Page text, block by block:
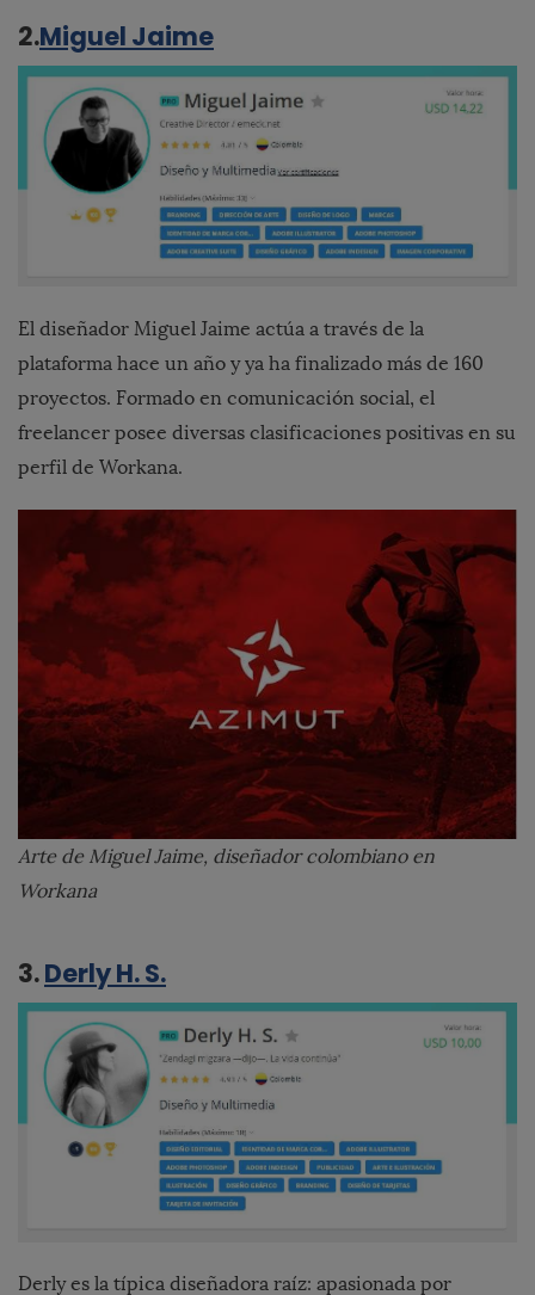
2.Miguel Jaime
El diseñador Miguel Jaime actúa a través de la
plataforma hace un año y ya ha finalizado más de 160
proyectos. Formado en comunicación social, el
freelancer posee diversas clasificaciones positivas en su
perfil de Workana.
Arte de Miguel Jaime, diseñador colombiano en
Workana
3.Derly H. S.
Derly es la típica diseñadora raíz: apasionada por